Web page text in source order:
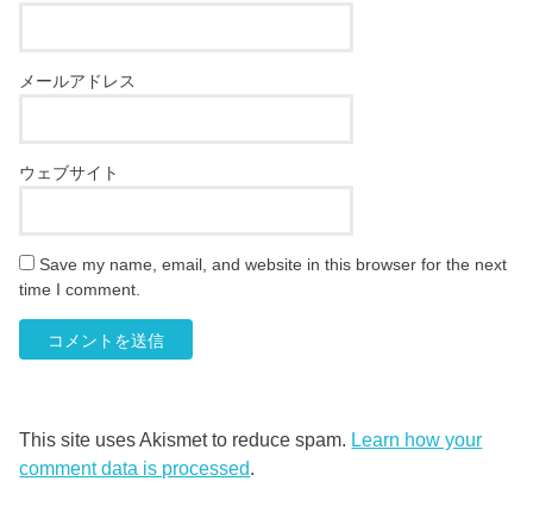
メールアドレス
ウェブサイト
Save my name, email, and website in this browser for the next
time I comment.
This site uses Akismet to reduce spam. Learn how your
comment data is processed.